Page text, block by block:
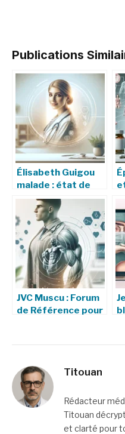
Publications
Élisabeth Guigou
malade : état de
santé et dernières
informations
JVC Muscu : Forum
de Référence pour
Titouan
Rédacteur
Titouan
et clarté pour